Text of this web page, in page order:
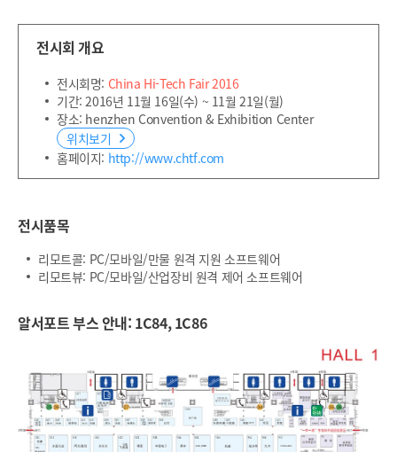
전시회 개요
전시회명: China Hi-Tech Fair 2016
기간: 2016년 11월 16일(수) ~ 11월 21일(월)
장소: henzhen Convention & Exhibition Center
위치보기
홈페이지: http://www.chtf.com
전시품목
리모트콜: PC/모바일/만물 원격 지원 소프트웨어
리모트뷰: PC/모바일/산업장비 원격 제어 소프트웨어
알서포트 부스 안내: 1C84, 1C86